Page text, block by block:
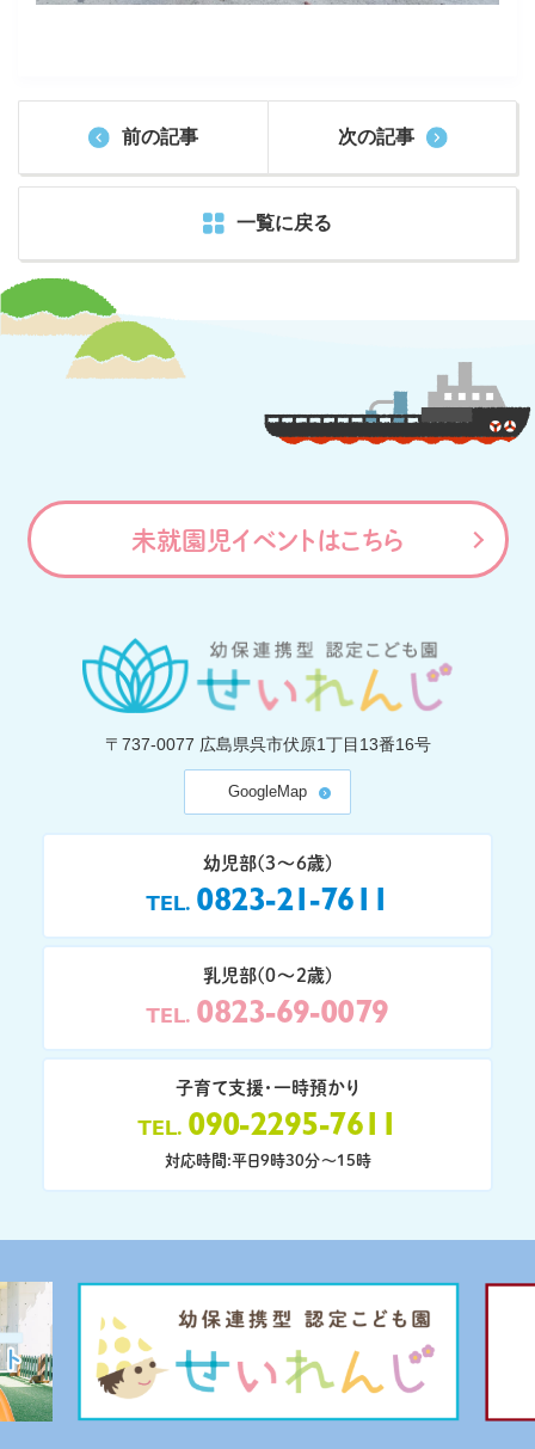
前の記事
一覧に戻る
次の記事
未就園児イベントはこちら
〒737-0077 広島県呉市伏原1丁目13番16号
GoogleMap
幼児部(3〜6歳)
TEL 0823-21-7611
乳児部(0〜2歳)
TEL 0823-69-0079
子育て支援・一時預かり
TEL 090-2295-7611
対応時間:平日9時30分〜15時